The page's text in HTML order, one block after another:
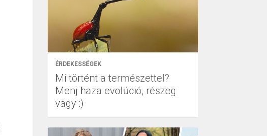
ÉRDEKESSÉGEK
Mi történt a természettel?
Menj haza evolúció, részeg
vagy :)